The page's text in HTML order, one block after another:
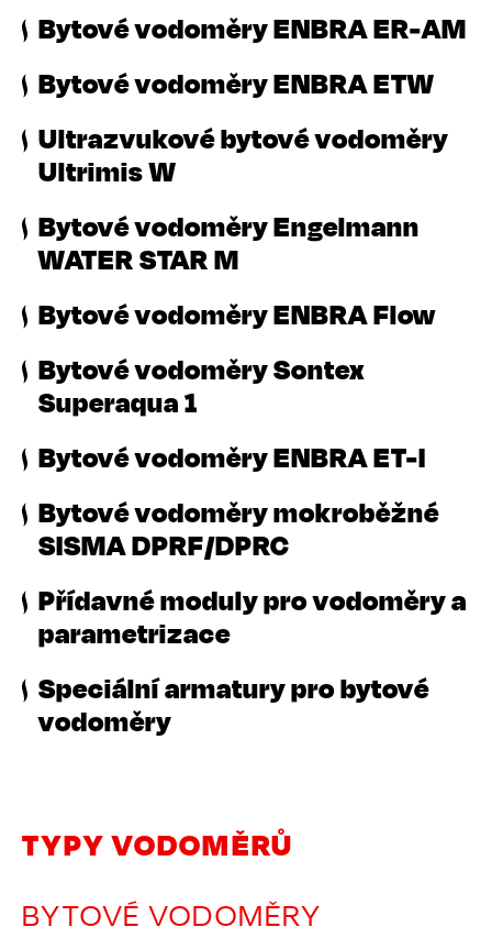
Bytové vodoměry ENBRA ER-AM
Bytové vodoměry ENBRA ETW
Ultrazvukové bytové vodoměry
Ultrimis W
Bytové vodoměry Engelmann
WATER STAR M
Bytové vodoměry ENBRA Flow
Bytové vodoměry Sontex
Superaqua 1
Bytové vodoměry ENBRA ET-I
Bytové vodoměry mokroběžné
SISMA DPRF/DPRC
Přídavné moduly pro vodoměry a
parametrizace
Speciální armatury pro bytové
vodoměry
TYPY VODOMĚRŮ
BYTOVÉ VODOMĚRY